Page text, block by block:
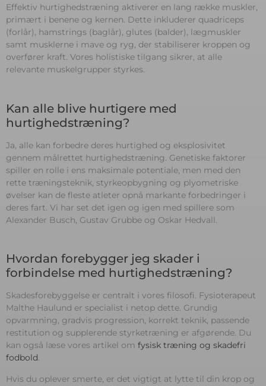
Effektiv hurtighedstræning aktiverer en lang række muskler,
primært i benene og kernen. Dette inkluderer quadriceps
(forlår), hamstrings (baglår), glutes (balder), lægmuskler
samt musklerne i mave og ryg, der stabiliserer kroppen og
overfører kraft. Vores holistiske tilgang sikrer, at alle
relevante muskelgrupper styrkes.
Kan alle blive hurtigere med
hurtighedstræning?
Ja, alle kan forbedre deres hurtighed og eksplosivitet
gennem målrettet hurtighedstræning. Genetiske faktorer
spiller en rolle i ens maksimale potentiale, men med den
rette træningsteknik, styrkeopbygning og plyometriske
øvelser kan de fleste atleter opnå markante forbedringer i
deres fart. Vi har set det igen og igen med spillere som
Alexander Busch, Gustav Grubbe og Oskar Hedvall.
Hvordan forebygger jeg skader i
forbindelse med hurtighedstræning?
Skadesforebyggelse er centralt i vores filosofi. Fysioterapeut
Malthe Haulund er specialist i netop dette. Grundig
opvarmning, gradvis progression, korrekt teknik, passende
restitution og supplerende styrketræning er afgørende. Du
kan også læse vores artikel om fysisk træning og skadefri
fodbold.
Hvis du oplever smerte, er det vigtigt at lytte til din krop og